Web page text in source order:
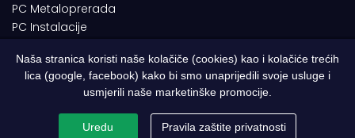
PC Metaloprerada
PC Instalacije
© 1994-2026 | ITC d.o.o. Zenica. Sva prava pridržana | Designed by
Pravila o zaštiti privatnosti
Naša stranica koristi naše kolačiče (cookies) kao i kolačiće trećih
lica (google, facebook) kako bi smo unaprijedili svoje usluge i
usmjerili naše marketinške promocije.
Uredu Pravila zaštite privatnosti